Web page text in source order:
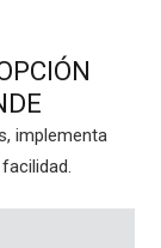
implementa